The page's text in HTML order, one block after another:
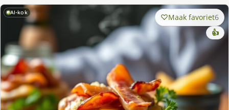
AI-kok Maak favoriet6
👍